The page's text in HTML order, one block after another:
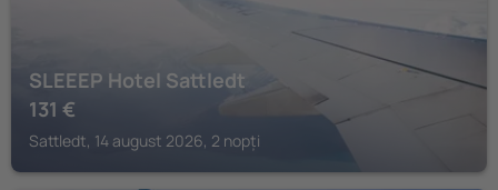
SLEEEP Hotel Sattledt
131 €
Sattledt, 14 august 2026, 2 nopți